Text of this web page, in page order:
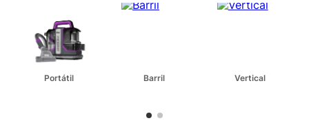
Portátil Barril Vertical